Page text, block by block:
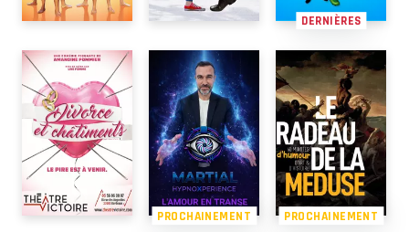
DERNIÈRES
PROCHAINEMENT PROCHAINEMENT